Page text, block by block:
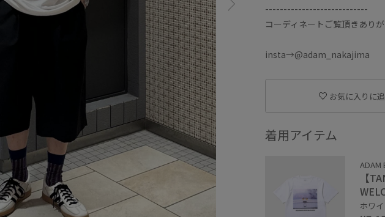
----------------------------
コーディネートご覧頂きあり
insta→@adam_nakajima
お気に入りに
着用アイテム
ADAM
【
ホワ